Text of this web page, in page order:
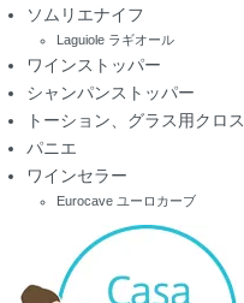
ソムリエナイフ
Laguiole ラギオール
ワインストッパー
シャンパンストッパー
トーション、グラス用クロス
パニエ
ワインセラー
Eurocave ユーロカーブ